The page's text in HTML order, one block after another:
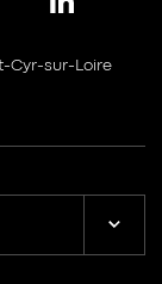
Cyr-sur-Loire